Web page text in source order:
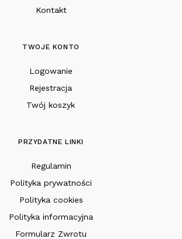
Kontakt
TWOJE KONTO
Logowanie
Rejestracja
Twój koszyk
PRZYDATNE LINKI
Regulamin
Polityka prywatności
Polityka cookies
Polityka informacyjna
Formularz Zwrotu